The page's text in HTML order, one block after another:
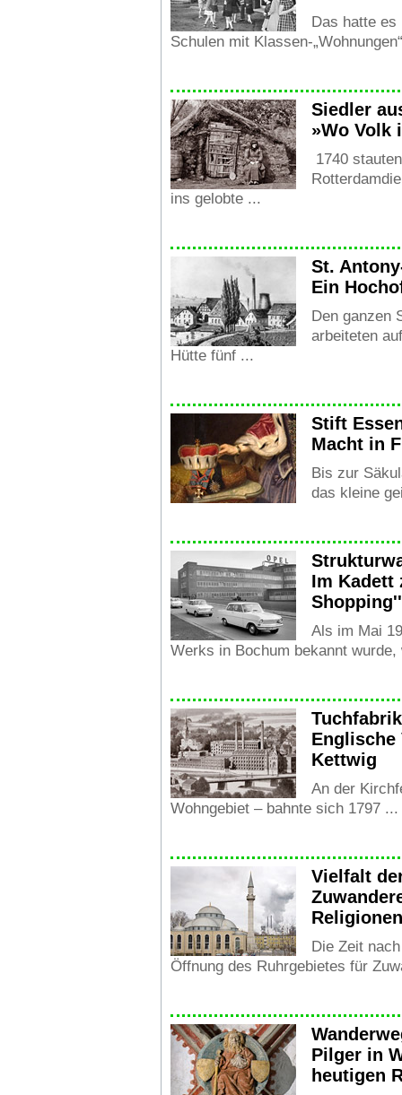
Das hatte es
Schulen mit Klassen-
Siedler
»Wo Volk
1740
ins gelobte ...
St.
Ein
Den ganzen
arbeiteten
Hütte fünf ...
Stift
Macht in
Bis zur
das kleine
Im Kadett
Shopping''
Als im Mai
Werks in Bochum bekannt
Englische
Kettwig
An der
Wohngebiet – bahnte sich 1797 ...
Vielfalt
Die Zeit
Öffnung des Ruhrgebietes für
Pilger in
heutigen